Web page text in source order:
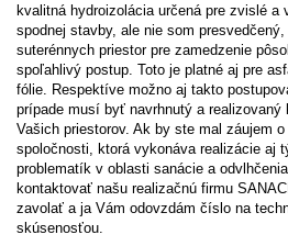
kvalitná hydroizolácia určená pre zvislé a
spodnej stavby, ale nie som
suterénnych priestor pre zamedzenie
spoľahlivý postup. Toto je platné aj pre
fólie. Respektíve možno aj takto
prípade musí byť navrhnutý a
Vašich priestorov. Ak by ste mal záujem
spoločnosti, ktorá vykonáva realizácie aj
problematík v oblasti sanácie a
kontaktovať našu realizačnú firmu
zavolať a ja Vám odovzdám číslo na
skúsenosťou.